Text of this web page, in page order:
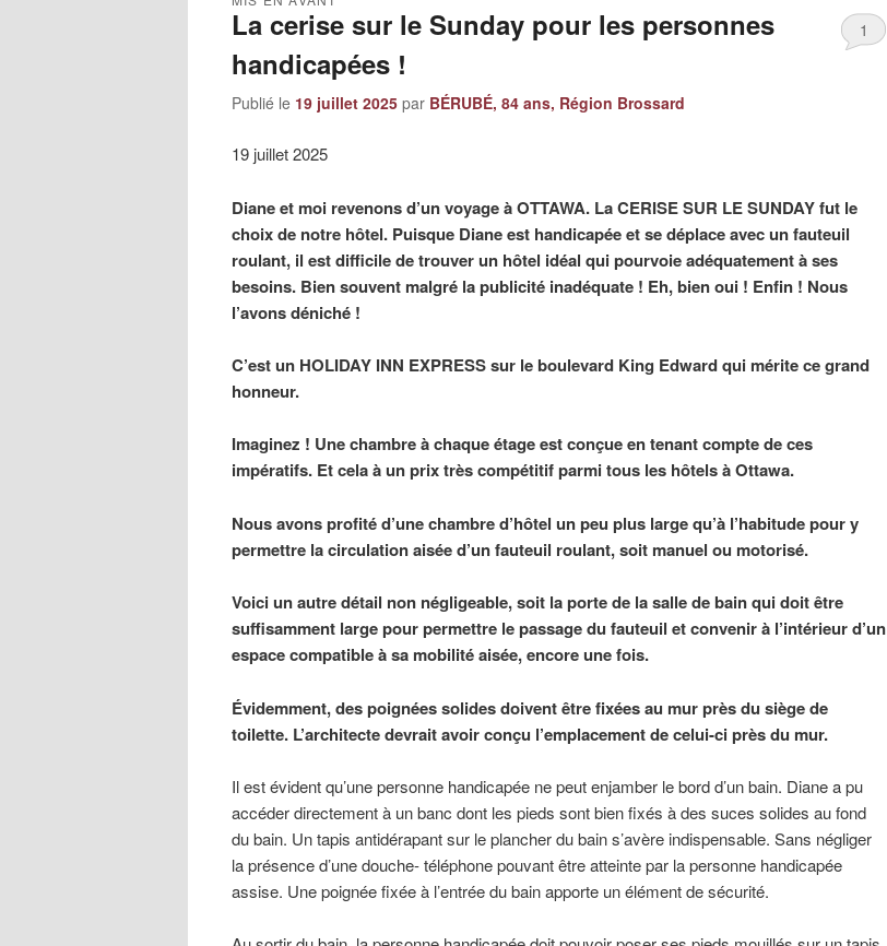
La cerise sur le Sunday pour les personnes
handicapées !
Publié le 19 juillet 2025 par BÉRUBÉ, 84 ans, Région Brossard
1
19 juillet 2025
Diane et moi revenons d’un voyage à OTTAWA. La CERISE SUR LE SUNDAY fut le
choix de notre hôtel. Puisque Diane est handicapée et se déplace avec un fauteuil
roulant, il est difficile de trouver un hôtel idéal qui pourvoie adéquatement à ses
besoins. Bien souvent malgré la publicité inadéquate ! Eh, bien oui ! Enfin ! Nous
l’avons déniché !
C’est un HOLIDAY INN EXPRESS sur le boulevard King Edward qui mérite ce grand
honneur.
Imaginez ! Une chambre à chaque étage est conçue en tenant compte de ces
impératifs. Et cela à un prix très compétitif parmi tous les hôtels à Ottawa.
Nous avons profité d’une chambre d’hôtel un peu plus large qu’à l’habitude pour y
permettre la circulation aisée d’un fauteuil roulant, soit manuel ou motorisé.
Voici un autre détail non négligeable, soit la porte de la salle de bain qui doit être
suffisamment large pour permettre le passage du fauteuil et convenir à l’intérieur d’un
espace compatible à sa mobilité aisée, encore une fois.
Évidemment, des poignées solides doivent être fixées au mur près du siège de
toilette. L’architecte devrait avoir conçu l’emplacement de celui-ci près du mur.
Il est évident qu’une personne handicapée ne peut enjamber le bord d’un bain. Diane a pu
accéder directement à un banc dont les pieds sont bien fixés à des suces solides au fond
du bain. Un tapis antidérapant sur le plancher du bain s’avère indispensable. Sans négliger
la présence d’une douche- téléphone pouvant être atteinte par la personne handicapée
assise. Une poignée fixée à l’entrée du bain apporte un élément de sécurité.